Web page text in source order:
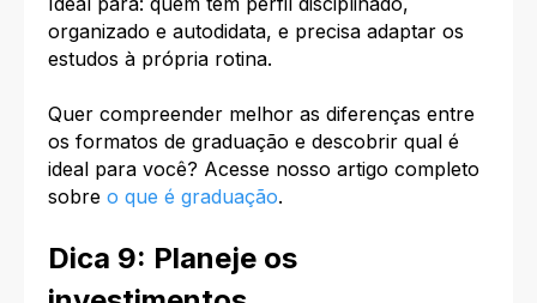
organizado e autodidata, e precisa adaptar os
estudos à própria rotina.
Quer compreender melhor as diferenças entre
os formatos de graduação e descobrir qual é
ideal para você? Acesse nosso artigo completo
sobre o que é graduação.
Dica 9: Planeje os